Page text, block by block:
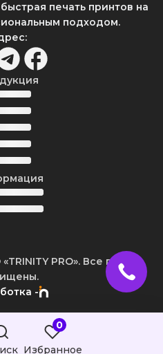
печать принтов на
подходом.
:
PRO». Все права
-
0
Избранное